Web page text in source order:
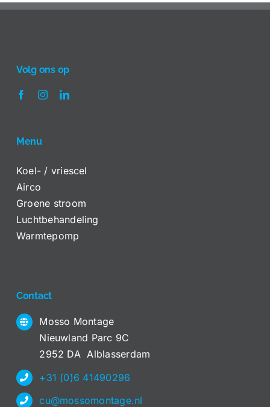
Contact
Mosso Montage
Nieuwland Parc 9C
2952 DA Alblasserdam
+31 (0)6 41490296
cu@mossomontage.nl
Volg ons op
Menu
Koel- / vriescel
Airco
Groene stroom
Luchtbehandeling
Warmtepomp